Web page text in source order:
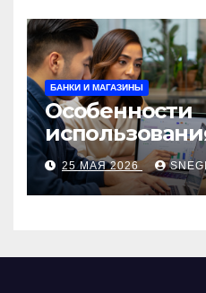
БАНКИ И МАГАЗИНЫ
Особенности
версии
управления
25 МАЯ 2026